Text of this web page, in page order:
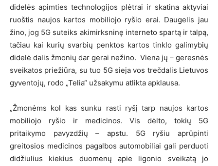
didelės apimties technologijos plėtrai ir skatina aktyviai
ruoštis naujos kartos mobiliojo ryšio erai. Daugelis jau
žino, jog 5G suteiks akimirksninę interneto spartą ir talpą,
tačiau kai kurių svarbių penktos kartos tinklo galimybių
didelė dalis žmonių dar gerai nežino. Viena jų – geresnės
sveikatos priežiūra, su tuo 5G sieja vos trečdalis Lietuvos
gyventojų, rodo „Telia“ užsakymu atlikta apklausa.
„Žmonėms kol kas sunku rasti ryšį tarp naujos kartos
mobiliojo ryšio ir medicinos. Vis dėlto, tokių 5G
pritaikymo pavyzdžių – apstu. 5G ryšiu aprūpinti
greitosios medicinos pagalbos automobiliai gali perduoti
didžiulius kiekius duomenų apie ligonio sveikatą jo